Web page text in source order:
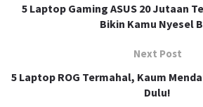
5 Laptop Gaming ASUS 20 Jutaan
Bikin Kamu Nyesel
Next Post
5 Laptop ROG Termahal, Kaum
Dulu!